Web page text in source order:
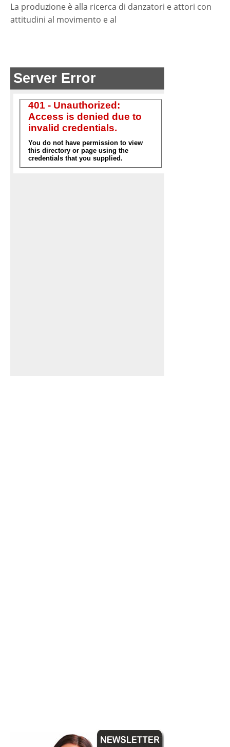
La produzione è alla ricerca di danzatori e attori con
attitudini al movimento e al